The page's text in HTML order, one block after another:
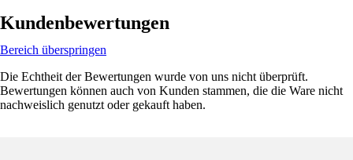
Kundenbewertungen
Bereich überspringen
Die Echtheit der Bewertungen wurde von uns nicht überprüft.
Bewertungen können auch von Kunden stammen, die die Ware nicht
nachweislich genutzt oder gekauft haben.